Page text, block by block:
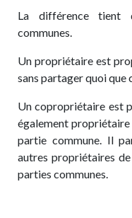
La différence tient
communes.
Un propriétaire est
sans partager quoi que
Un copropriétaire est
également propriétaire
partie commune. Il
autres propriétaires de
parties communes.